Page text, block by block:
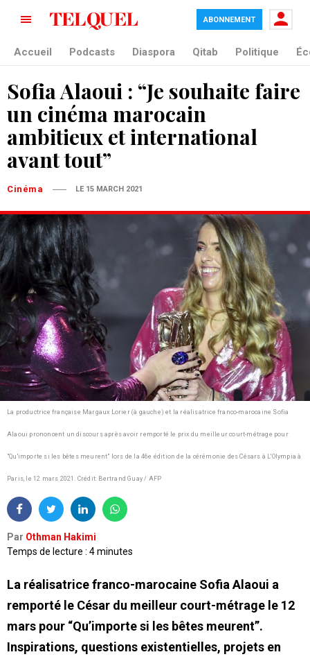
ABONNEMENT
Accueil Podcasts Diaspora Qitab Politique
Sofia Alaoui : “Je souhaite faire
un cinéma marocain
ambitieux et international
avant tout”
Cinéma LE 15 MARCH 2021
La productrice française Margaux Lorier (à gauche) et la réalisatrice franco-marocaine Sofia
Alaoui prononcent un discours après avoir remporté le prix du meilleur court-métrage pour
"Qu'importe si les bêtes meurent" lors de la 46e édition de la cérémonie des Césars à L'Olympia à
Paris, le 12 mars 2021. Crédit: Bertrand Guay / AFP
Par Othman Hakimi
Temps de lecture : 4 minutes
La réalisatrice franco-marocaine Sofia Alaoui a
remporté le César du meilleur court-métrage le 12
mars pour “Qu’importe si les bêtes meurent”.
Inspirations, questions existentielles, projets en